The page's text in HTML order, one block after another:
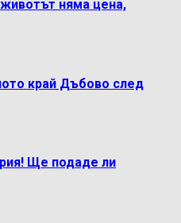
няма цена,
край Дъбово след
Ще подаде ли